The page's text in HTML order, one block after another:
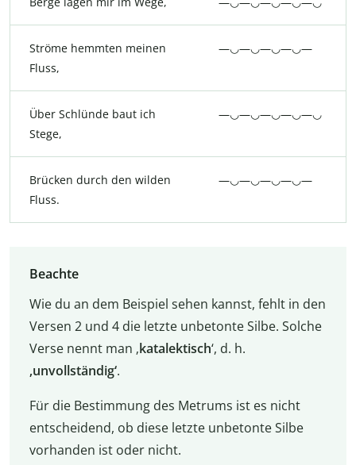
Ströme hemmten meinen
Fluss,
—◡—◡—◡—◡—
Über Schlünde baut ich
Stege,
—◡—◡—◡—◡—◡
Brücken durch den wilden
Fluss.
—◡—◡—◡—◡—
Beachte
Wie du an dem Beispiel sehen kannst, fehlt in den
Versen 2 und 4 die letzte unbetonte Silbe. Solche
Verse nennt man ‚katalektisch‘, d. h.
‚unvollständig‘.
Für die Bestimmung des Metrums ist es nicht
entscheidend, ob diese letzte unbetonte Silbe
vorhanden ist oder nicht.